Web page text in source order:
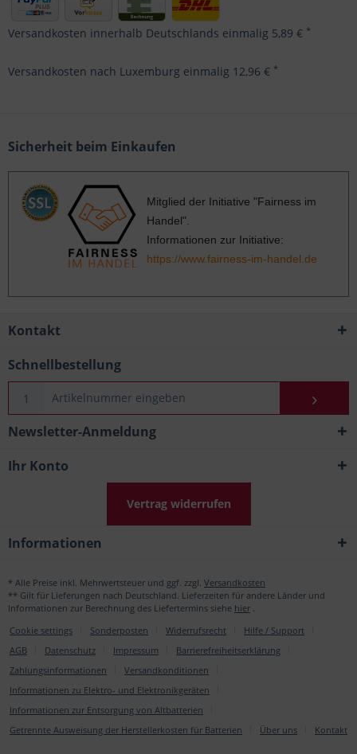
Versandkosten innerhalb Deutschlands einmalig 5,89 € *
Versandkosten nach Luxemburg einmalig 12,96 € *
Sicherheit beim Einkaufen
Mitglied der Initiative "Fairness im
Handel".
Informationen zur Initiative:
https://www.fairness-im-handel.de
Kontakt
Schnellbestellung
Newsletter-Anmeldung
Ihr Konto
Vertrag widerrufen
Informationen
* Alle Preise inkl. Mehrwertsteuer und ggf. zzgl. Versandkosten
** Gilt für Lieferungen nach Deutschland. Lieferzeiten für andere Länder und
Informationen zur Berechnung des Liefertermins siehe hier
Cookie settings
Sonderposten Widerrufsrecht
Hilfe / Support
AGB
Datenschutz Impressum
Barrierefreiheitserklärung
Zahlungsinformationen
Versandkonditionen
Informationen zu Elektro- und Elektronikgeräten
Informationen zur Entsorgung von Altbatterien
Getrennte Ausweisung der Herstellerkosten für Batterien
Über uns Kontakt